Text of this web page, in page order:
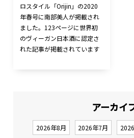
ロスタイル「Orijin」の2020
年春号に南部美人が掲載され
ました。123ページに世界初
のヴィーガン日本酒に認定さ
れた記事が掲載されています
アーカイ
2026年8月 2026年7月